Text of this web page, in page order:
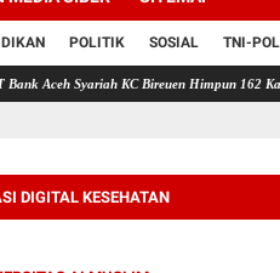
POLITIK SOSIAL TNI-
KC Bireuen Himpun 162 Kantong Darah
DIGITAL KESEHATAN